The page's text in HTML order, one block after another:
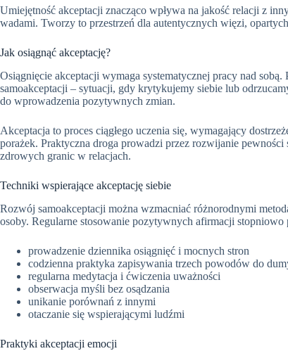
Umiejętność akceptacji znacząco wpływa na jakość relacji z
wadami. Tworzy to przestrzeń dla autentycznych więzi,
Jak osiągnąć akceptację?
Osiągnięcie akceptacji wymaga systematycznej pracy nad
samoakceptacji – sytuacji, gdy krytykujemy siebie lub
do wprowadzenia pozytywnych zmian.
Akceptacja to proces ciągłego uczenia się, wymagający
porażek. Praktyczna droga prowadzi przez rozwijanie
zdrowych granic w relacjach.
Techniki wspierające akceptację siebie
Rozwój samoakceptacji można wzmacniać różnorodnymi
osoby. Regularne stosowanie pozytywnych afirmacji stopniowo
prowadzenie dziennika osiągnięć i mocnych stron
codzienna praktyka zapisywania trzech powodów do
regularna medytacja i ćwiczenia uważności
obserwacja myśli bez osądzania
unikanie porównań z innymi
otaczanie się wspierającymi ludźmi
Praktyki akceptacji emocji